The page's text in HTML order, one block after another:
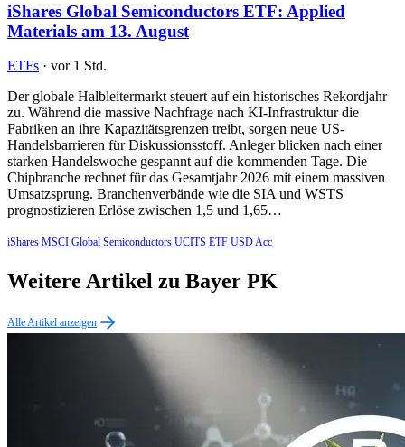
iShares Global Semiconductors ETF: Applied
Materials am 13. August
ETFs · vor 1 Std.
Der globale Halbleitermarkt steuert auf ein historisches Rekordjahr
zu. Während die massive Nachfrage nach KI-Infrastruktur die
Fabriken an ihre Kapazitätsgrenzen treibt, sorgen neue US-
Handelsbarrieren für Diskussionsstoff. Anleger blicken nach einer
starken Handelswoche gespannt auf die kommenden Tage. Die
Chipbranche rechnet für das Gesamtjahr 2026 mit einem massiven
Umsatzsprung. Branchenverbände wie die SIA und WSTS
prognostizieren Erlöse zwischen 1,5 und 1,65…
iShares MSCI Global Semiconductors UCITS ETF USD Acc
Weitere Artikel zu Bayer PK
Alle Artikel anzeigen